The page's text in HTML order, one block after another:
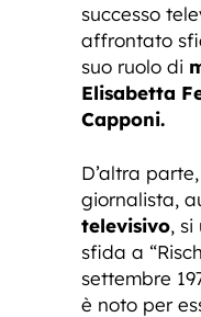
successo
affrontato
suo ruolo di
Elisabetta
Capponi.
D’altra parte,
giornalista,
televisivo, si
sfida a
settembre
è noto per